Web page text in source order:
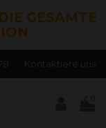
GESAMTE
Kontaktiere uns